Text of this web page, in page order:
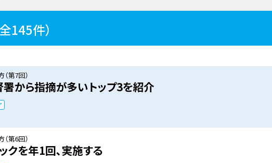
全145件）
第7回）
から指摘が多いトップ3を紹介
第6回）
クを年1回、実施する